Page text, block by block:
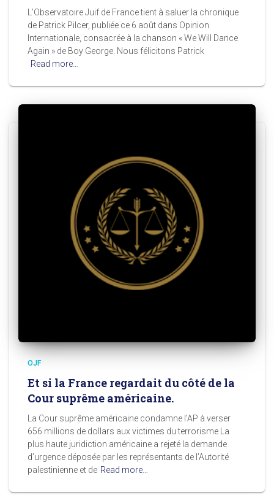
L’Observatoire Juif de France tient à saluer la chronique
de Patrick Pilcer, publiée ce 6 août dans Opinion
Internationale, consacrée à la chanson « We Will Dance
Again » de Boy George. Nous félicitons Patrick
Read more…
OJF
Et si la France regardait du côté de la
Cour suprême américaine.
La Cour suprême américaine condamne l’AP à verser
656 millions de dollars aux victimes du terrorisme La
plus haute juridiction américaine a rejeté la demande
d’urgence déposée par les représentants de l’Autorité
palestinienne et de Read more…